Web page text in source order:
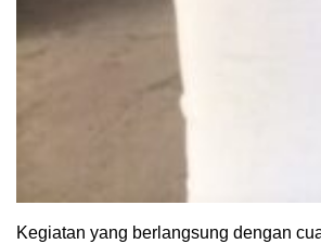
Kegiatan yang berlangsung dengan